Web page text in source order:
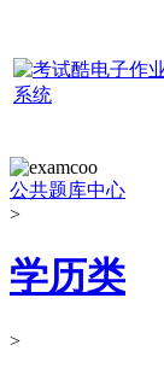
公共题库中心
>
学历类
>